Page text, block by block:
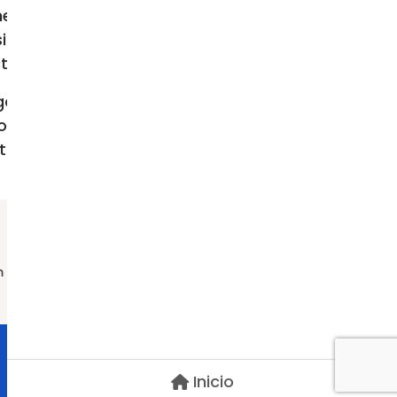
prestan servicio en hospitales y
frecuencia, quienes atienden
todo lo posible por poner fin a la
necesarias para una solución
de las Naciones Unidas”.
Inicio